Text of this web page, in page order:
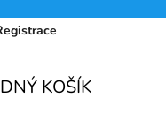
Ceníky
KOŠÍK